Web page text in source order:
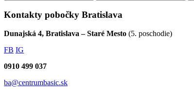
Kontakty pobočky Bratislava
Dunajská 4, Bratislava – Staré Mesto (5. poschodie)
FB IG
0910 499 037
ba@centrumbasic.sk